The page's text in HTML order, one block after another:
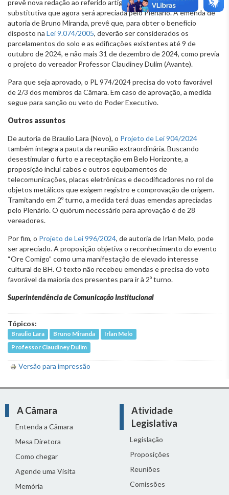
prevê nova redação ao referido artigo, obteve uma emenda
substitutiva que agora será apreciada pelo Plenário. A emenda de
autoria de Bruno Miranda, prevê que, para obter o benefício
disposto na Lei 9.074/2005, deverão ser considerados os
parcelamentos do solo e as edificações existentes até 9 de
outubro de 2024, e não mais 31 de dezembro de 2024, como previa
o projeto do vereador Professor Claudiney Dulim (Avante).
Para que seja aprovado, o PL 974/2024 precisa do voto favorável
de 2/3 dos membros da Câmara. Em caso de aprovação, a medida
segue para sanção ou veto do Poder Executivo.
Outros assuntos
De autoria de Braulio Lara (Novo), o Projeto de Lei 904/2024
também integra a pauta da reunião extraordinária. Buscando
desestimular o furto e a receptação em Belo Horizonte, a
proposição inclui cabos e outros equipamentos de
telecomunicações, placas eletrônicas e decodificadores no rol de
objetos metálicos que exigem registro e comprovação de origem.
Tramitando em 2º turno, a medida terá duas emendas apreciadas
pelo Plenário. O quórum necessário para aprovação é de 28
vereadores.
Por fim, o Projeto de Lei 996/2024, de autoria de Irlan Melo, pode
ser apreciado. A proposição objetiva o reconhecimento do evento
“Ore Comigo” como uma manifestação de elevado interesse
cultural de BH. O texto não recebeu emendas e precisa do voto
favorável da maioria dos presentes para ir à 2º turno.
Superintendência de Comunicação Institucional
Tópicos:
Braulio Lara Bruno Miranda
Irlan Melo
Professor Claudiney Dulim
Versão para impressão
A Câmara
Entenda a Câmara
Mesa Diretora
Como chegar
Agende uma Visita
Memória
Atividade
Legislativa
Legislação
Proposições
Reuniões
Comissões